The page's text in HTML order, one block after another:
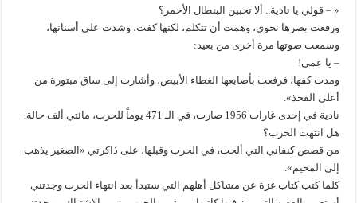
« – قولي يا نادية.. ألا تحبين البنطال الأحمر؟
ورفعت بصرها نحوي، وهمت أن تتكلم، لكنها كفت، وشدت على أسنانها،
وسمعت صوتها مرة أخرى من بعيد:
– يا عمي!
ومدت كفها، فرفعت بأصابعها الغطاء الأبيض، وأشارت إلى ساق مبتورة من
أعلى الفخذ».
نادية في إحدى غارات 1956 صارت، في الـ 471 يوماً للحرب، مائتي ألف حالة.
هل انتهت الحرب؟
من قصص كنفاني التي ألحت، في الحرب وقبلها، على ذاكرتي «الصغير يذهب
إلى المخيم».
كلما كتب كتاب غزة عن مشاكل أهلهم التي ستبدأ بعد انتهاء الحرب وجدتني